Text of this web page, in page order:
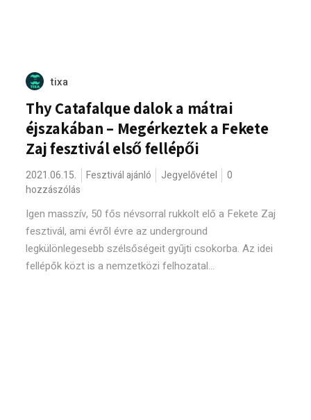
tixa
Thy Catafalque dalok a mátrai
éjszakában – Megérkeztek a Fekete
Zaj fesztivál első fellépői
2021.06.15. Fesztivál ajánló Jegyelővétel
0
hozzászólás
Igen masszív, 50 fős névsorral rukkolt elő a Fekete Zaj
fesztivál, ami évről évre az underground
legkülönlegesebb szélsőségeit gyűjti csokorba. Az idei
fellépők közt is a nemzetközi felhozatal...